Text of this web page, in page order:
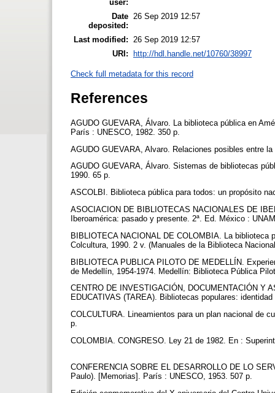
user:
Date
deposited:
26 Sep 2019 12:57
Last modified:
26 Sep 2019 12:57
URI:
http://hdl.handle.net/10760/38997
Check full metadata for this record
References
AGUDO GUEVARA, Álvaro. La biblioteca pública en
París : UNESCO, 1982. 350 p.
AGUDO GUEVARA, Alvaro. Relaciones posibles entre
AGUDO GUEVARA, Álvaro. Sistemas de bibliotecas
1990. 65 p.
ASCOLBI. Biblioteca pública para todos: un propósito
ASOCIACION DE BIBLIOTECAS NACIONALES DE
Iberoamérica: pasado y presente. 2ª. Ed. México :
BIBLIOTECA NACIONAL DE COLOMBIA. La
Colcultura, 1990. 2 v. (Manuales de la Biblioteca
BIBLIOTECA PUBLICA PILOTO DE MEDELLÍN.
de Medellín, 1954-1974. Medellín: Biblioteca Pública
CENTRO DE INVESTIGACIÓN, DOCUMENTACIÓN Y
EDUCATIVAS (TAREA). Bibliotecas populares:
COLCULTURA. Lineamientos para un plan nacional de
p.
COLOMBIA. CONGRESO. Ley 21 de 1982. En :
CONFERENCIA SOBRE EL DESARROLLO DE LO
Paulo). [Memorias]. París : UNESCO, 1953. 507 p.